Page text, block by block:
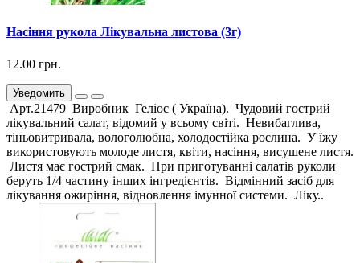
Насіння рукола Лікувальна листова (3г)
12.00 грн.
Уведомить
Арт.21479 Виробник Геліос ( Україна). Чудовий гострий
лікувальний салат, відомий у всьому світі. Невибаглива,
тіньовитривала, вологолюбна, холодостійка рослина. У їжу
використовують молоде листя, квіти, насіння, висушене листя.
Листя має гострий смак. При приготуванні салатів руколи
беруть 1/4 частину інших інгредієнтів. Відмінний засіб для
лікування ожиріння, відновлення імунної системи. Ліку..